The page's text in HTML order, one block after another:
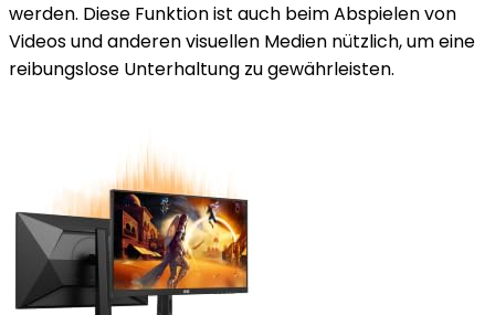
werden. Diese Funktion ist auch beim Abspielen von
Videos und anderen visuellen Medien nützlich, um eine
reibungslose Unterhaltung zu gewährleisten.